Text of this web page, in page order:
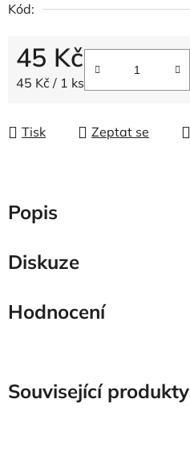
Kód:
45 Kč
Měrná cena:
45 Kč / 1 ks
Tisk Zeptat se
Popis
Diskuze
Hodnocení
Související produkty